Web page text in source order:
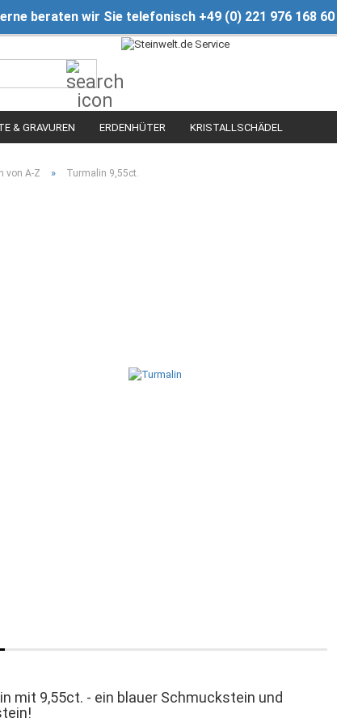
beraten wir Sie telefonisch +49 (0) 221 976 168 60
& GRAVUREN ERDENHÜTER KRISTALLSCHÄDEL
von A-Z » Turmalin 9,55ct.
mit 9,55ct. - ein blauer Schmuckstein und